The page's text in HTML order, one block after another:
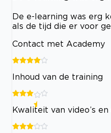
De e-learning was erg
als de tijd die er voor
Contact met Academy
Inhoud van de training
Kwaliteit van video’s